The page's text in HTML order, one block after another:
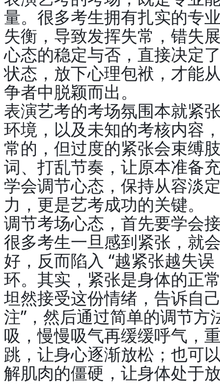
量。很多考生拥有扎实的专
失衡，导致发挥失常，错失
心态的稳定与否，直接决定
状态，放下心理包袱，才能
争者中脱颖而出。
表演艺考的考场氛围本就紧
环境，以及未知的考核内容
常的，但过度的紧张会束缚
词、打乱节奏，让原本准备
学会调节心态，保持从容淡
力，更是艺考成功的关键。
调节考场心态，首先要学会
很多考生一旦感到紧张，就
好，反而陷入 “越紧张越失
环。其实，紧张是身体的正
坦然接受这份情绪，告诉自
注”，然后通过简单的调节
吸，慢慢吸气再缓缓呼气，
跳，让身心逐渐放松；也可
解肌肉的僵硬，让身体处于